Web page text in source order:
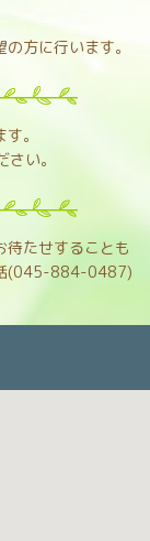
方に行います。
。
い。
待たせすることも
(045-884-0487)